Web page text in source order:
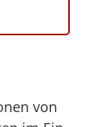
von